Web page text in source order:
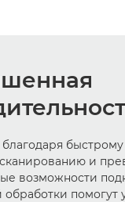
быстрому
и
возможности
помогут